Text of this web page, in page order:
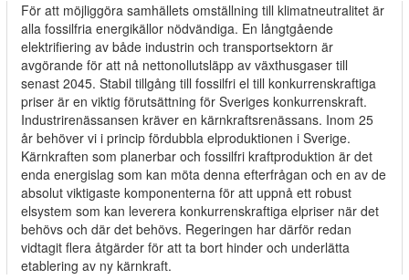
För att möjliggöra samhällets omställning till klimatneutralitet är
alla fossilfria energikällor nödvändiga. En långtgående
elektrifiering av både industrin och transportsektorn är
avgörande för att nå nettonollutsläpp av växthusgaser till
senast 2045. Stabil tillgång till fossilfri el till konkurrenskraftiga
priser är en viktig förutsättning för Sveriges konkurrenskraft.
Industrirenässansen kräver en kärnkraftsrenässans. Inom 25
år behöver vi i princip fördubbla elproduktionen i Sverige.
Kärnkraften som planerbar och fossilfri kraftproduktion är det
enda energislag som kan möta denna efterfrågan och en av de
absolut viktigaste komponenterna för att uppnå ett robust
elsystem som kan leverera konkurrenskraftiga elpriser när det
behövs och där det behövs. Regeringen har därför redan
vidtagit flera åtgärder för att ta bort hinder och underlätta
etablering av ny kärnkraft.